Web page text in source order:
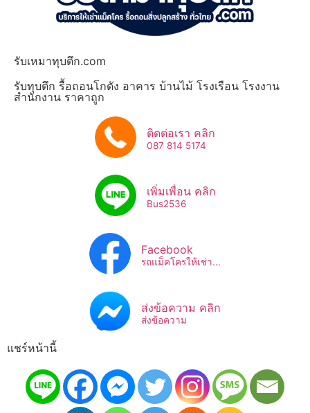
รับเหมาทุบตึก.com
รับทุบตึก รื้อถอนโกดัง อาคาร บ้านไม้ โรงเรือน โรงงาน
สำนักงาน ราคาถูก
ติดต่อเรา คลิก
087 814 5174
เพิ่มเพื่อน คลิก
Bus2536​
Facebook
รถแม็คโครให้เช่า...
ส่งข้อความ คลิก
ส่งข้อความ
แชร์หน้านี้